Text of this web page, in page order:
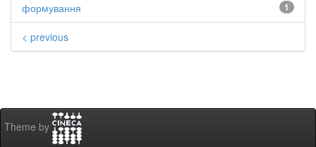
1
формування
< previous
Theme by